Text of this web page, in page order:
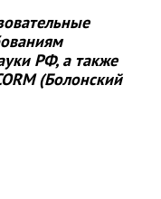
РФ, а также
(Болонский